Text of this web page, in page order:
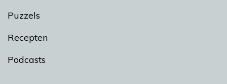
Puzzels
Recepten
Podcasts